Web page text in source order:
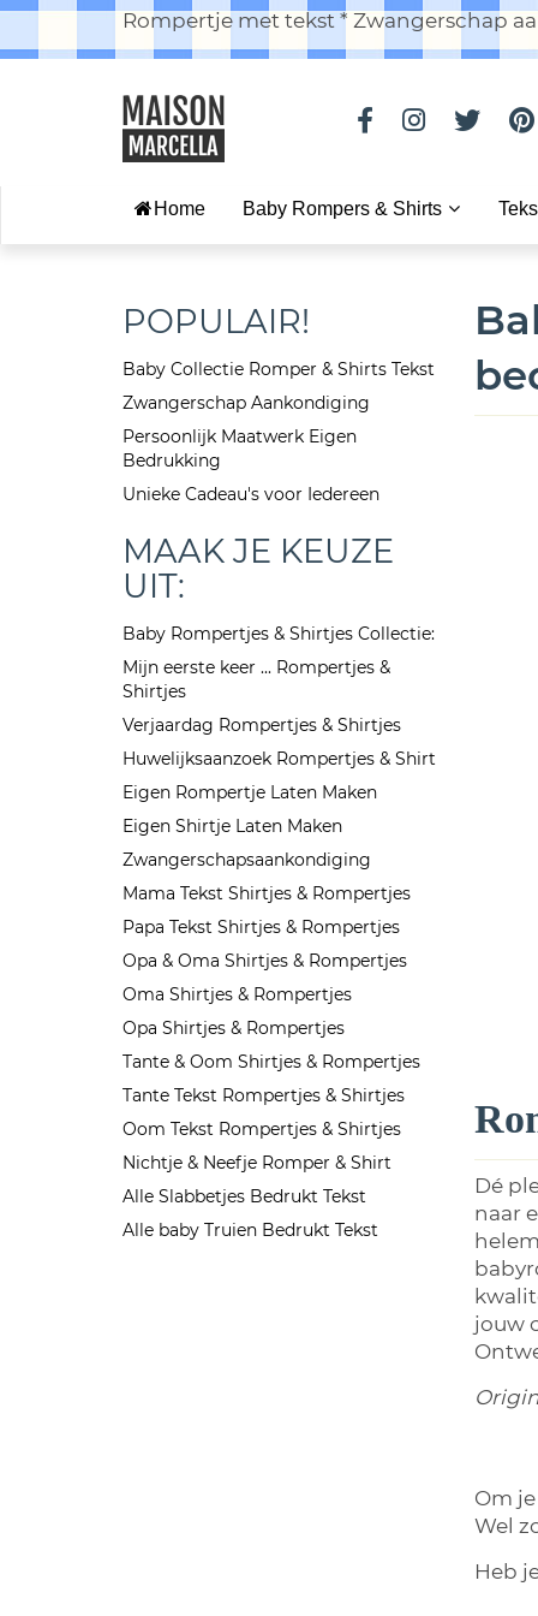
Rompertje met tekst * Zwangerschap
Home Baby Rompers & Shirts
Dé
naar
jouw
Om
Wel
Heb
POPULAIR!
Baby Collectie Romper & Shirts Tekst
Zwangerschap Aankondiging
Persoonlijk Maatwerk Eigen
Bedrukking
Unieke Cadeau's voor Iedereen
MAAK JE KEUZE
UIT:
Baby Rompertjes & Shirtjes Collectie:
Mijn eerste keer ... Rompertjes &
Shirtjes
Verjaardag Rompertjes & Shirtjes
Huwelijksaanzoek Rompertjes & Shirt
Eigen Rompertje Laten Maken
Eigen Shirtje Laten Maken
Zwangerschapsaankondiging
Mama Tekst Shirtjes & Rompertjes
Papa Tekst Shirtjes & Rompertjes
Opa & Oma Shirtjes & Rompertjes
Oma Shirtjes & Rompertjes
Opa Shirtjes & Rompertjes
Tante & Oom Shirtjes & Rompertjes
Tante Tekst Rompertjes & Shirtjes
Oom Tekst Rompertjes & Shirtjes
Nichtje & Neefje Romper & Shirt
Alle Slabbetjes Bedrukt Tekst
Alle baby Truien Bedrukt Tekst